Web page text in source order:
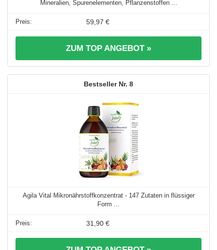
Mineralien, Spurenelementen, Pflanzenstoffen ...
59,97 €
ZUM TOP ANGEBOT »
8
Agila Vital Mikronährstoffkonzentrat - 147 Zutaten in flüssiger
Form ...
31,90 €